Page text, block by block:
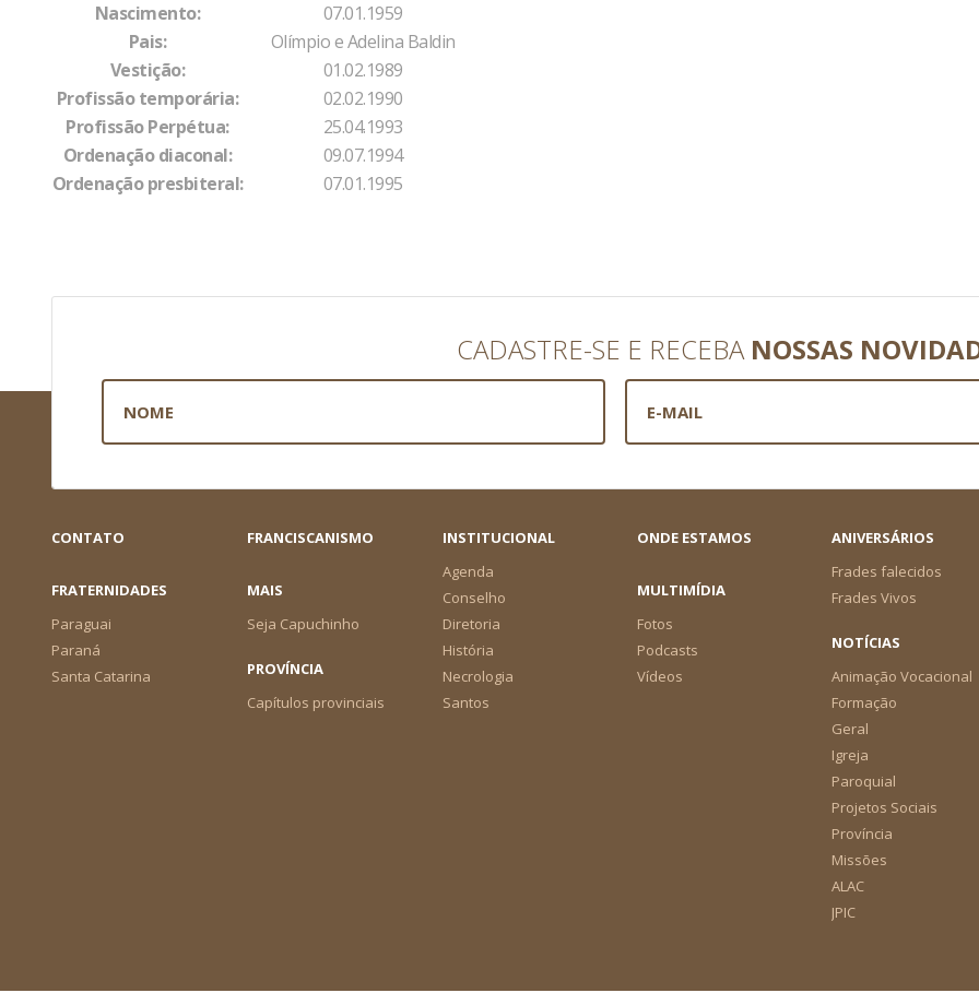
Nascimento:
07.01.1959
Pais:
Olímpio e Adelina Baldin
Vestição:
01.02.1989
Profissão temporária:
02.02.1990
Profissão Perpétua:
25.04.1993
Ordenação diaconal:
09.07.1994
Ordenação presbiteral:
07.01.1995
CADASTRE-SE E RECEBA NOSSAS
CONTATO FRANCISCANISMO
INSTITUCIONAL
Agenda
Conselho
Diretoria
História
Necrologia
Santos
ONDE ESTAMOS
ANIVERSÁRIOS
Frades falecidos
Frades Vivos
FRATERNIDADES
Paraguai
Paraná
Santa Catarina
MAIS
Seja Capuchinho
MULTIMÍDIA
Fotos
Podcasts
Vídeos
NOTÍCIAS
Animação Vocacional
Formação
Geral
Igreja
Paroquial
Projetos Sociais
Província
Missões
ALAC
JPIC
PROVÍNCIA
Capítulos provinciais